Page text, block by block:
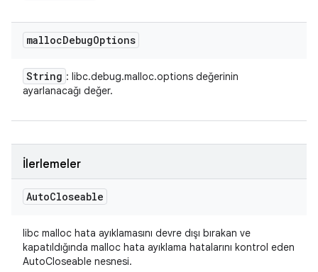
mallocDebugOptions
String : libc.debug.malloc.options değerinin
ayarlanacağı değer.
İlerlemeler
AutoCloseable
libc malloc hata ayıklamasını devre dışı bırakan ve
kapatıldığında malloc hata ayıklama hatalarını kontrol eden
AutoCloseable nesnesi.